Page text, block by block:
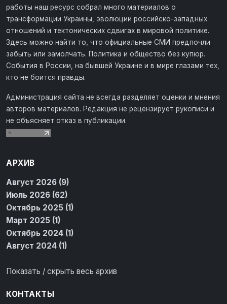
работы наш ресурс собрал много материалов о
трансформации Украины, эволюции российско-западных
отношений и тектонических сдвигах в мировой политике.
Здесь можно найти то, что официальные СМИ предпочли
забыть или замолчать. Политика и общество без купюр.
События в России, на бывшей Украине и в мире глазами тех,
кто не боится правды.
Администрация сайта не всегда разделяет оценки и мнения
авторов материалов. Редакция не рецензирует рукописи и
не объясняет отказ в публикации.
АРХИВ
Август 2026 (9)
Июль 2026 (62)
Октябрь 2025 (1)
Март 2025 (1)
Октябрь 2024 (1)
Август 2024 (1)
Показать / скрыть весь архив
КОНТАКТЫ